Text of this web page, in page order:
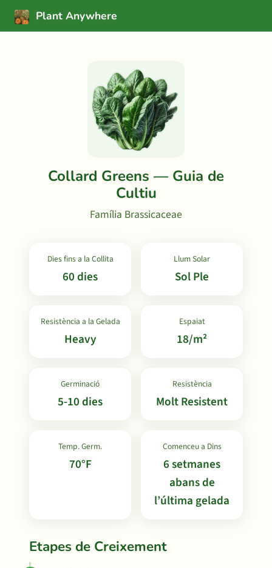
Plant Anywhere
Collard Greens — Guia de
Cultiu
Família Brassicaceae
Dies fins a la Collita
60 dies
Llum Solar
Sol Ple
Resistència a la Gelada
Heavy
Espaiat
18/m²
Germinació
5-10 dies
Resistència
Molt Resistent
Temp. Germ.
70°F
Comenceu a Dins
6 setmanes
abans de
l’última gelada
Etapes de Creixement